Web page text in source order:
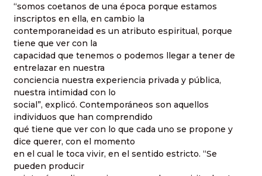
“somos coetanos de una época porque estamos
inscriptos en ella, en cambio la
contemporaneidad es un atributo espiritual, porque
tiene que ver con la
capacidad que tenemos o podemos llegar a tener de
entrelazar en nuestra
conciencia nuestra experiencia privada y pública,
nuestra intimidad con lo
social”, explicó. Contemporáneos son aquellos
individuos que han comprendido
qué tiene que ver con lo que cada uno se propone y
dice querer, con el momento
en el cual le toca vivir, en el sentido estricto. “Se
pueden producir